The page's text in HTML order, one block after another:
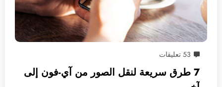
53 تعليقات
7 طرق سريعة لنقل الصور من آي-فون إلى